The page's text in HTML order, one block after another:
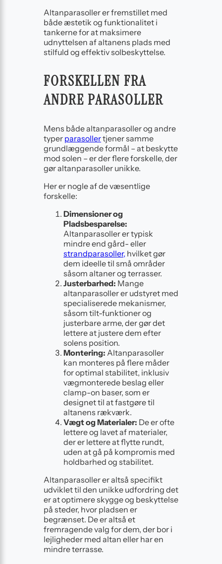
Altanparasoller er fremstillet med
både æstetik og funktionalitet i
tankerne for at maksimere
udnyttelsen af altanens plads med
stilfuld og effektiv solbeskyttelse.
FORSKELLEN FRA
ANDRE PARASOLLER
Mens både altanparasoller og andre
typer parasollertjener samme
grundlæggende formål – at beskytte
mod solen – er der flere forskelle, der
gør altanparasoller unikke.
Her er nogle af de væsentlige
forskelle:
Dimensioner og
Pladsbesparelse:
Altanparasoller er typisk
mindre end gård- eller
strandparasoller, hvilket gør
dem ideelle til små områder
såsom altaner og terrasser.
Justerbarhed: Mange
altanparasoller er udstyret med
specialiserede mekanismer,
såsom tilt-funktioner og
justerbare arme, der gør det
lettere at justere dem efter
solens position.
Montering: Altanparasoller
kan monteres på flere måder
for optimal stabilitet, inklusiv
vægmonterede beslag eller
clamp-on baser, som er
designet til at fastgøre til
altanens rækværk.
Vægt og Materialer: De er ofte
lettere og lavet af materialer,
der er lettere at flytte rundt,
uden at gå på kompromis med
holdbarhed og stabilitet.
Altanparasoller er altså specifikt
udviklet til den unikke udfordring det
er at optimere skygge og beskyttelse
på steder, hvor pladsen er
begrænset. De er altså et
fremragende valg for dem, der bor i
lejligheder med altan eller har en
mindre terrasse.